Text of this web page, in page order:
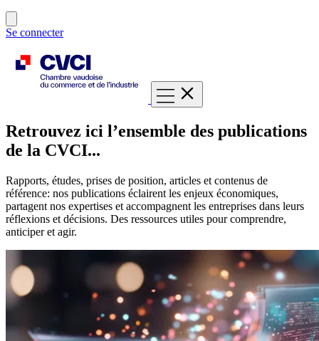
Se connecter
Retrouvez ici l’ensemble des publications
de la CVCI...
Rapports, études, prises de position, articles et contenus de
référence: nos publications éclairent les enjeux économiques,
partagent nos expertises et accompagnent les entreprises dans leurs
réflexions et décisions. Des ressources utiles pour comprendre,
anticiper et agir.